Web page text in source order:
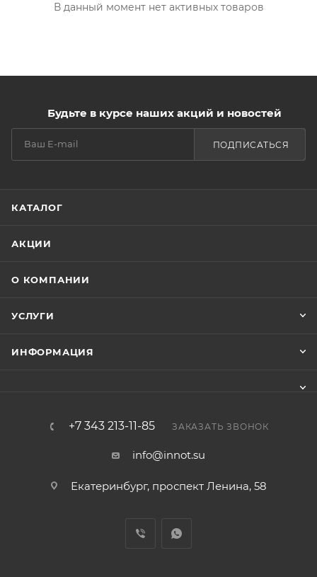
В данный момент нет активных товаров
Будьте в курсе наших акций и новостей
ПОДПИСАТЬСЯ
КАТАЛОГ
АКЦИИ
О КОМПАНИИ
УСЛУГИ
ИНФОРМАЦИЯ
+7 343 213-11-85 ЗАКАЗАТЬ ЗВОНОК
info@innot.su
Екатеринбург, проспект Ленина, 58